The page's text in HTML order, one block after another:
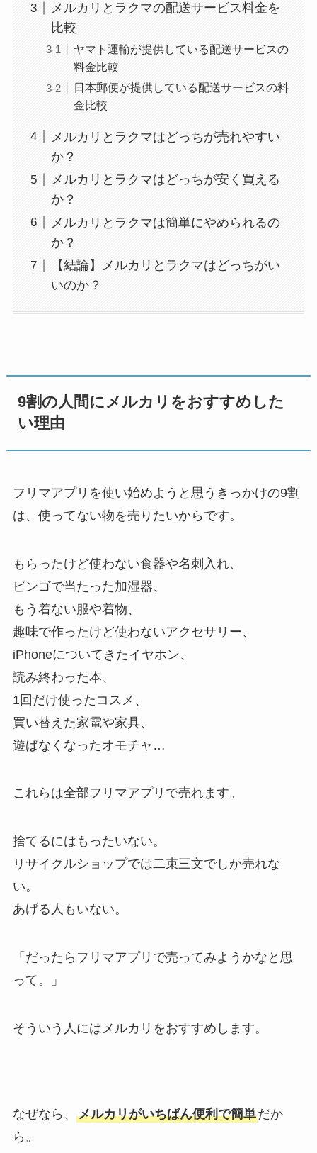
メルカリとラクマの配送サービス料金を
比較
ヤマト運輸が提供している配送サービスの
料金比較
日本郵便が提供している配送サービスの料
金比較
メルカリとラクマはどっちが売れやすい
か？
メルカリとラクマはどっちが安く買える
か？
メルカリとラクマは簡単にやめられるの
か？
【結論】メルカリとラクマはどっちがい
いのか？
9割の人間にメルカリをおすすめした
い理由
フリマアプリを使い始めようと思うきっかけの9割
は、使ってない物を売りたいからです。
もらったけど使わない食器や名刺入れ、
ビンゴで当たった加湿器、
もう着ない服や着物、
趣味で作ったけど使わないアクセサリー、
iPhoneについてきたイヤホン、
読み終わった本、
1回だけ使ったコスメ、
買い替えた家電や家具、
遊ばなくなったオモチャ…
これらは全部フリマアプリで売れます。
捨てるにはもったいない。
リサイクルショップでは二束三文でしか売れな
い。
あげる人もいない。
「だったらフリマアプリで売ってみようかなと思
って。」
そういう人にはメルカリをおすすめします。
なぜなら、 メルカリがいちばん便利で簡単だか
ら。